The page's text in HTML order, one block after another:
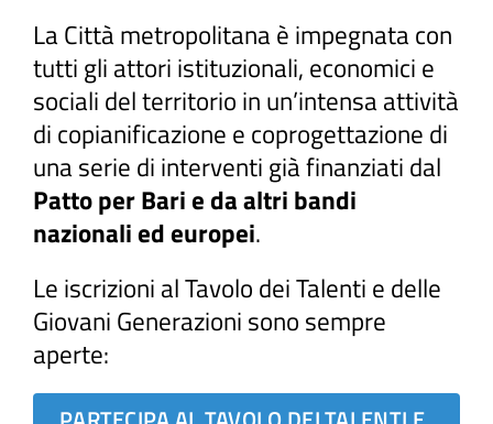
La Città metropolitana è impegnata con
tutti gli attori istituzionali, economici e
sociali del territorio in un’intensa attività
di copianificazione e coprogettazione di
una serie di interventi già finanziati dal
Patto per Bari e da altri bandi
nazionali ed europei.
Le iscrizioni al Tavolo dei Talenti e delle
Giovani Generazioni sono sempre
aperte: